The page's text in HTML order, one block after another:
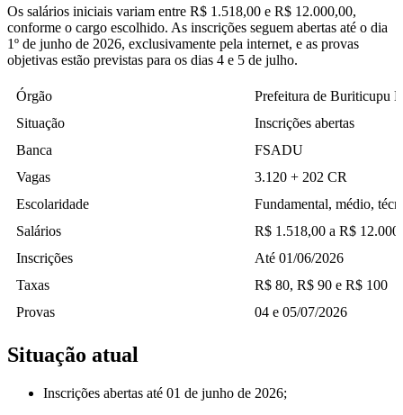
Os salários iniciais variam entre R$ 1.518,00 e R$ 12.000,00,
conforme o cargo escolhido. As inscrições seguem abertas até o dia
1º de junho de 2026, exclusivamente pela internet, e as provas
objetivas estão previstas para os dias 4 e 5 de julho.
Órgão
Prefeitura de Buriticupu
Situação
Inscrições abertas
Banca
FSADU
Vagas
3.120 + 202 CR
Escolaridade
Fundamental, médio,
Salários
R$ 1.518,00 a R$
Inscrições
Até 01/06/2026
Taxas
R$ 80, R$ 90 e R$ 100
Provas
04 e 05/07/2026
Situação atual
Inscrições abertas até 01 de junho de 2026;